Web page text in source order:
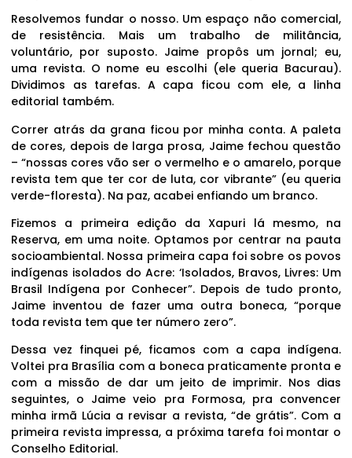
Resolvemos fundar o nosso. Um espaço não comercial,
de resistência. Mais um trabalho de militância,
voluntário, por suposto. Jaime propôs um jornal; eu,
uma revista. O nome eu escolhi (ele queria Bacurau).
Dividimos as tarefas. A capa ficou com ele, a linha
editorial também.
Correr atrás da grana ficou por minha conta. A paleta
de cores, depois de larga prosa, Jaime fechou questão
– “nossas cores vão ser o vermelho e o amarelo, porque
revista tem que ter cor de luta, cor vibrante” (eu queria
verde-floresta). Na paz, acabei enfiando um branco.
Fizemos a primeira edição da Xapuri lá mesmo, na
Reserva, em uma noite. Optamos por centrar na pauta
socioambiental. Nossa primeira capa foi sobre os povos
indígenas isolados do Acre: ‘Isolados, Bravos, Livres: Um
Brasil Indígena por Conhecer”. Depois de tudo pronto,
Jaime inventou de fazer uma outra boneca, “porque
toda revista tem que ter número zero”.
Dessa vez finquei pé, ficamos com a capa indígena.
Voltei pra Brasília com a boneca praticamente pronta e
com a missão de dar um jeito de imprimir. Nos dias
seguintes, o Jaime veio pra Formosa, pra convencer
minha irmã Lúcia a revisar a revista, “de grátis”. Com a
primeira revista impressa, a próxima tarefa foi montar o
Conselho Editorial.